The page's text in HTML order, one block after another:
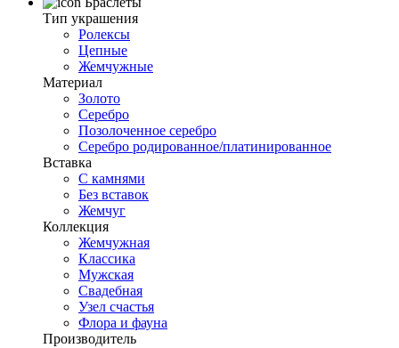
Тип украшения
Ролексы
Цепные
Жемчужные
Материал
Золото
Серебро
Позолоченное серебро
Серебро родированное/платинированное
Вставка
С камнями
Без вставок
Жемчуг
Коллекция
Жемчужная
Классика
Мужская
Свадебная
Узел счастья
Флора и фауна
Производитель